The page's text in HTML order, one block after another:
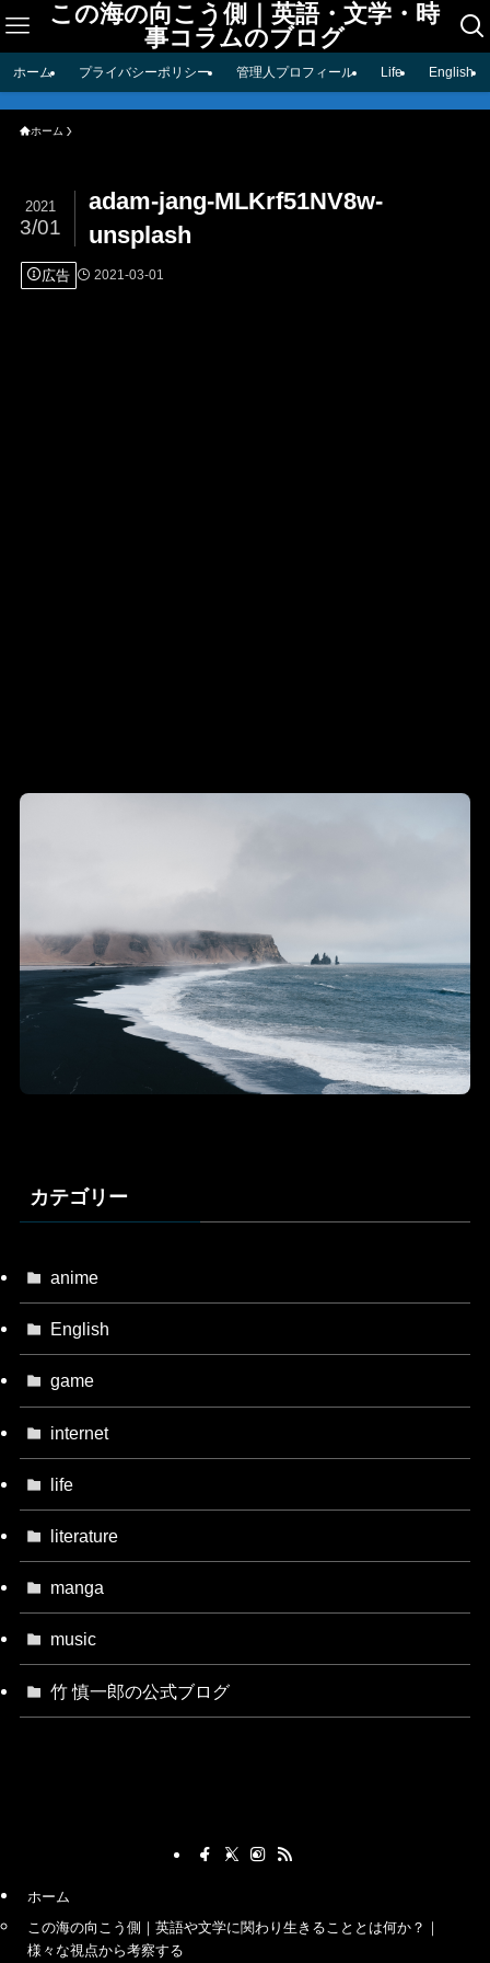
この海の向こう側｜英語・文学・時
事コラムのブログ
ホーム プライバシーポリシー 管理人プロフィール Life English
ホーム
adam-jang-MLKrf51NV8w-
unsplash
2021
3/01
広告 2021-03-01
カテゴリー
anime
English
game
internet
life
literature
manga
music
竹 慎一郎の公式ブログ
ホーム
この海の向こう側｜英語や文学に関わり生きることとは何か？｜
様々な視点から考察する